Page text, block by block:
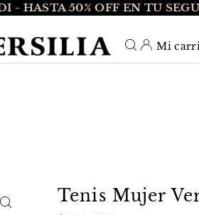
- HASTA 50% OFF EN TU
Mi
Tenis Mujer